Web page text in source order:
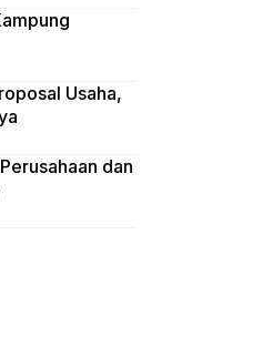
Usaha,
dan